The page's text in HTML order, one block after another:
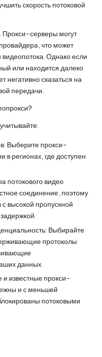
скорость потоковой
Прокси-серверы могут
что может
видеопотока. Однако если
или находится далеко
негативно сказаться на
передачи.
Выберите прокси-
в регионах, где доступен
потокового видео
соединение, поэтому
высокой пропускной
Выбирайте
протоколы
данных.
известные прокси-
и с меньшей
потоковыми